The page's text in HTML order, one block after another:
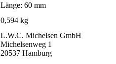
Länge: 60 mm
0,594 kg
L.W.C. Michelsen GmbH
Michelsenweg 1
20537 Hamburg